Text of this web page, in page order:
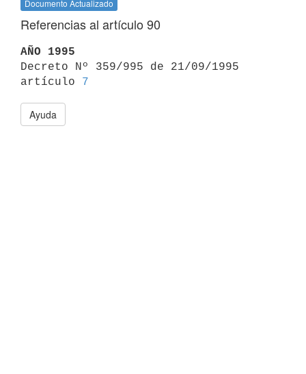
Documento Actualizado
Referencias al artículo 90
AÑO 1995
Decreto Nº 359/995 de 21/09/1995
artículo 7
Ayuda